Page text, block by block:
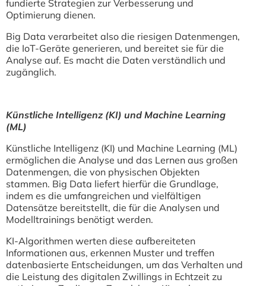
fundierte Strategien zur Verbesserung und
Optimierung dienen.
Big Data verarbeitet also die riesigen Datenmengen,
die IoT-Geräte generieren, und bereitet sie für die
Analyse auf. Es macht die Daten verständlich und
zugänglich.
Künstliche Intelligenz (KI) und Machine Learning
(ML)
Künstliche Intelligenz (KI) und Machine Learning (ML)
ermöglichen die Analyse und das Lernen aus großen
Datenmengen, die von physischen Objekten
stammen. Big Data liefert hierfür die Grundlage,
indem es die umfangreichen und vielfältigen
Datensätze bereitstellt, die für die Analysen und
Modelltrainings benötigt werden.
KI-Algorithmen werten diese aufbereiteten
Informationen aus, erkennen Muster und treffen
datenbasierte Entscheidungen, um das Verhalten und
die Leistung des digitalen Zwillings in Echtzeit zu